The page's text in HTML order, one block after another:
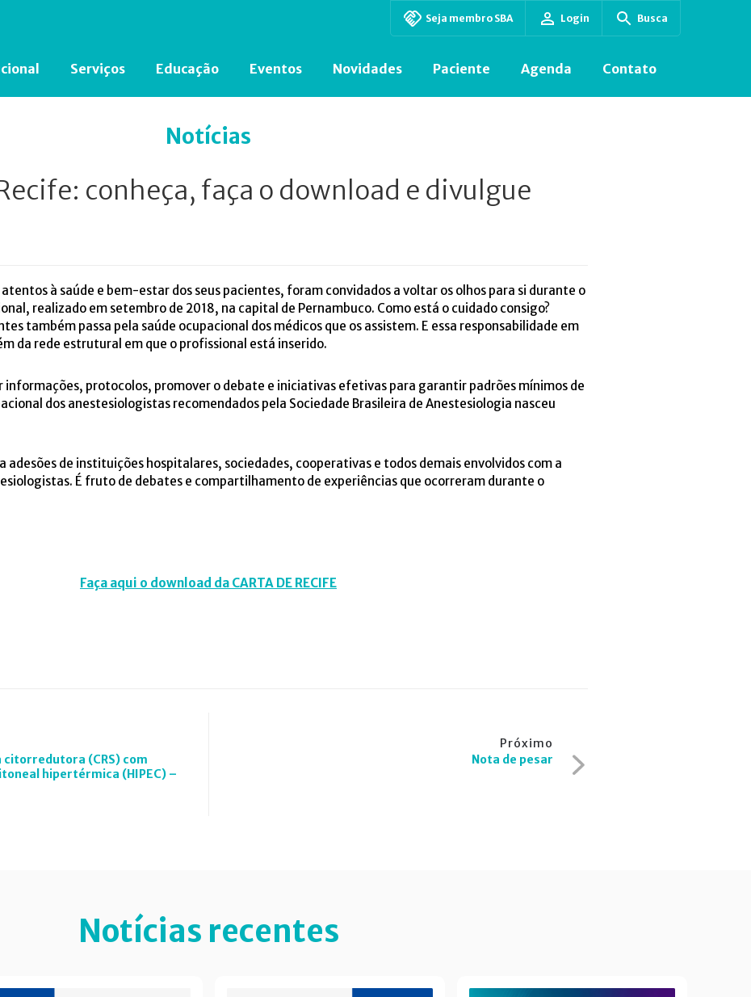
Seja membro SBA Login Busca
Serviços Educação Eventos Novidades Paciente Agenda Contato
Notícias
conheça, faça o download e divulgue
à saúde e bem-estar dos seus pacientes, foram convidados a voltar os olhos para si durante o
realizado em setembro de 2018, na capital de Pernambuco. Como está o cuidado consigo?
também passa pela saúde ocupacional dos médicos que os assistem. E essa responsabilidade em
da rede estrutural em que o profissional está inserido.
informações, protocolos, promover o debate e iniciativas efetivas para garantir padrões mínimos de
dos anestesiologistas recomendados pela Sociedade Brasileira de Anestesiologia nasceu
adesões de instituições hospitalares, sociedades, cooperativas e todos demais envolvidos com a
É fruto de debates e compartilhamento de experiências que ocorreram durante o
Faça aqui o download da CARTA DE RECIFE
(CRS) com
hipertérmica (HIPEC) –
Próximo
Nota de pesar
Notícias recentes